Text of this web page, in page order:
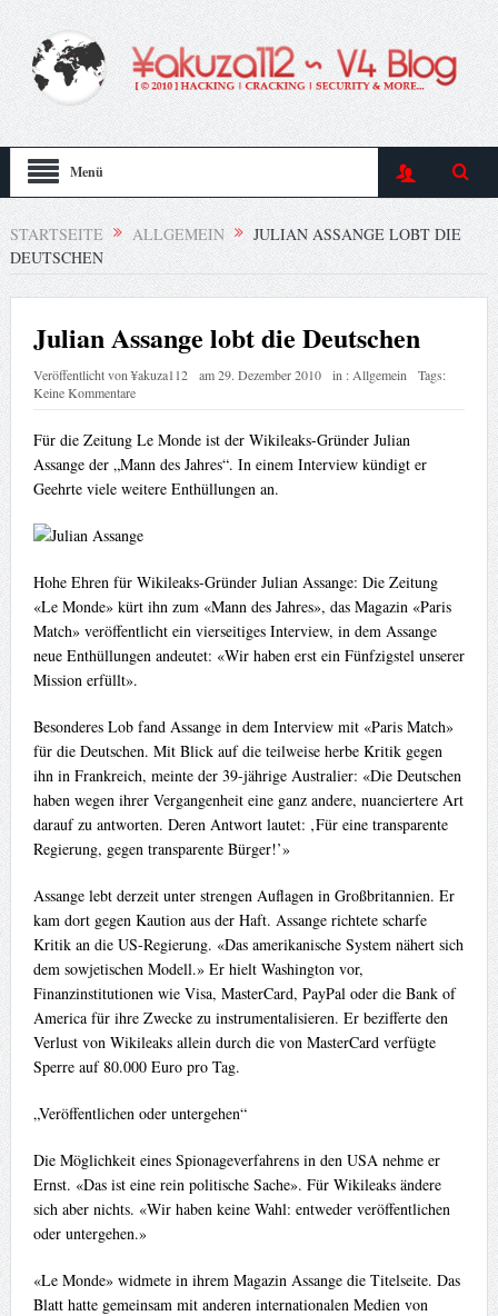
Menü
STARTSEITE ALLGEMEIN
JULIAN ASSANGE LOBT DIE
DEUTSCHEN
Julian Assange lobt die Deutschen
Veröffentlicht von¥akuza112 am29. Dezember 2010 in : Allgemein
Tags:
Keine Kommentare
Für die Zeitung Le Monde ist der Wikileaks-Gründer Julian
Assange der „Mann des Jahres“. In einem Interview kündigt er
Geehrte viele weitere Enthüllungen an.
Hohe Ehren für Wikileaks-Gründer Julian Assange: Die Zeitung
«Le Monde» kürt ihn zum «Mann des Jahres», das Magazin «Paris
Match» veröffentlicht ein vierseitiges Interview, in dem Assange
neue Enthüllungen andeutet: «Wir haben erst ein Fünfzigstel unserer
Mission erfüllt».
Besonderes Lob fand Assange in dem Interview mit «Paris Match»
für die Deutschen. Mit Blick auf die teilweise herbe Kritik gegen
ihn in Frankreich, meinte der 39-jährige Australier: «Die Deutschen
haben wegen ihrer Vergangenheit eine ganz andere, nuanciertere Art
darauf zu antworten. Deren Antwort lautet: ‚Für eine transparente
Regierung, gegen transparente Bürger!’»
Assange lebt derzeit unter strengen Auflagen in Großbritannien. Er
kam dort gegen Kaution aus der Haft. Assange richtete scharfe
Kritik an die US-Regierung. «Das amerikanische System nähert sich
dem sowjetischen Modell.» Er hielt Washington vor,
Finanzinstitutionen wie Visa, MasterCard, PayPal oder die Bank of
America für ihre Zwecke zu instrumentalisieren. Er bezifferte den
Verlust von Wikileaks allein durch die von MasterCard verfügte
Sperre auf 80.000 Euro pro Tag.
„Veröffentlichen oder untergehen“
Die Möglichkeit eines Spionageverfahrens in den USA nehme er
Ernst. «Das ist eine rein politische Sache». Für Wikileaks ändere
sich aber nichts. «Wir haben keine Wahl: entweder veröffentlichen
oder untergehen.»
«Le Monde» widmete in ihrem Magazin Assange die Titelseite. Das
Blatt hatte gemeinsam mit anderen internationalen Medien von